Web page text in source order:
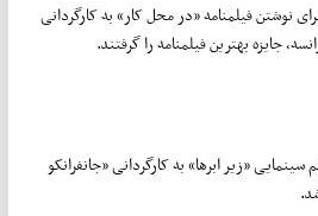
نوشتن فیلمنامه «در محل کار» به کارگردانی
جایزه بهترین فیلمنامه را گرفتند.
«زیر ابرها» به کارگردانی «جانفرانکو